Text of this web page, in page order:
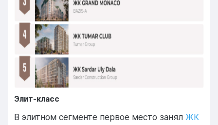
Элит-класс
В элитном сегменте первое место занял ЖК